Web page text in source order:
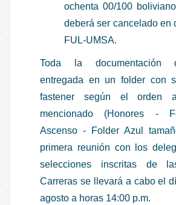
ochenta 00/100
deberá ser cancelado en
FUL-UMSA.
Toda la documentación
entregada en un folder con
fastener según el orden
mencionado (Honores -
Ascenso - Folder Azul
primera reunión con los
selecciones inscritas de
Carreras se llevará a cabo el
agosto a horas 14:00 p.m.